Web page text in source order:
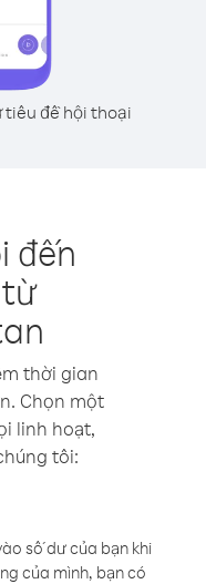
tiêu đề hội thoại
đến
thời gian
Chọn một
linh hoạt,
tôi:
số dư của bạn khi
của mình, bạn có